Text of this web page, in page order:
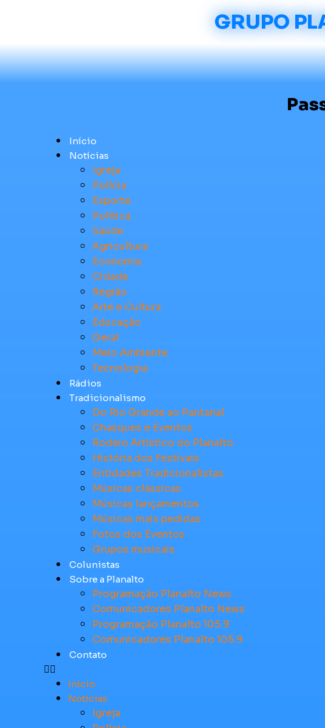
GRUPO
Início
Notícias
Igreja
Polícia
Esporte
Política
Saúde
Agricultura
Economia
Cidade
Região
Arte e Cultura
Educação
Geral
Meio Ambiente
Tecnologia
Rádios
Tradicionalismo
Do Rio Grande ao Pantanal
Chasques e Eventos
Rodeio Artístico do Planalto
História dos Festivais
Entidades Tradicionalistas
Músicas clássicas
Músicas lançamentos
Músicas mais pedidas
Fotos dos Eventos
Grupos musicais
Colunistas
Sobre a Planalto
Programação Planalto News
Comunicadores Planalto News
Programação Planalto 105.9
Comunicadores Planalto 105.9
Contato
Início
Notícias
Igreja